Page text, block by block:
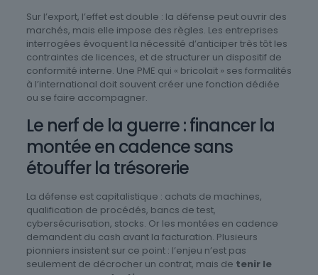
Sur l’export, l’effet est double : la défense peut ouvrir des
marchés, mais elle impose des règles. Les entreprises
interrogées évoquent la nécessité d’anticiper très tôt les
contraintes de licences, et de structurer un dispositif de
conformité interne. Une PME qui « bricolait » ses formalités
à l’international doit souvent créer une fonction dédiée
ou se faire accompagner.
Le nerf de la guerre : financer la
montée en cadence sans
étouffer la trésorerie
La défense est capitalistique : achats de machines,
qualification de procédés, bancs de test,
cybersécurisation, stocks. Or les montées en cadence
demandent du cash avant la facturation. Plusieurs
pionniers insistent sur ce point : l’enjeu n’est pas
seulement de décrocher un contrat, mais de tenir le